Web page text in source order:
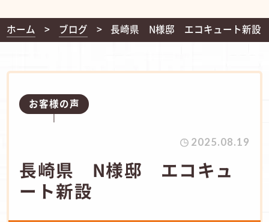
ホーム ブログ 長崎県 N様邸 エコキュート新設
お客様の声
2025.08.19
長崎県 N様邸 エコキュ
ート新設